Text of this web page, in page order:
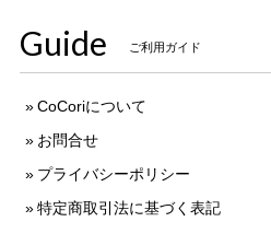
Guide ご利用ガイド
CoCoriについて
お問合せ
プライバシーポリシー
特定商取引法に基づく表記